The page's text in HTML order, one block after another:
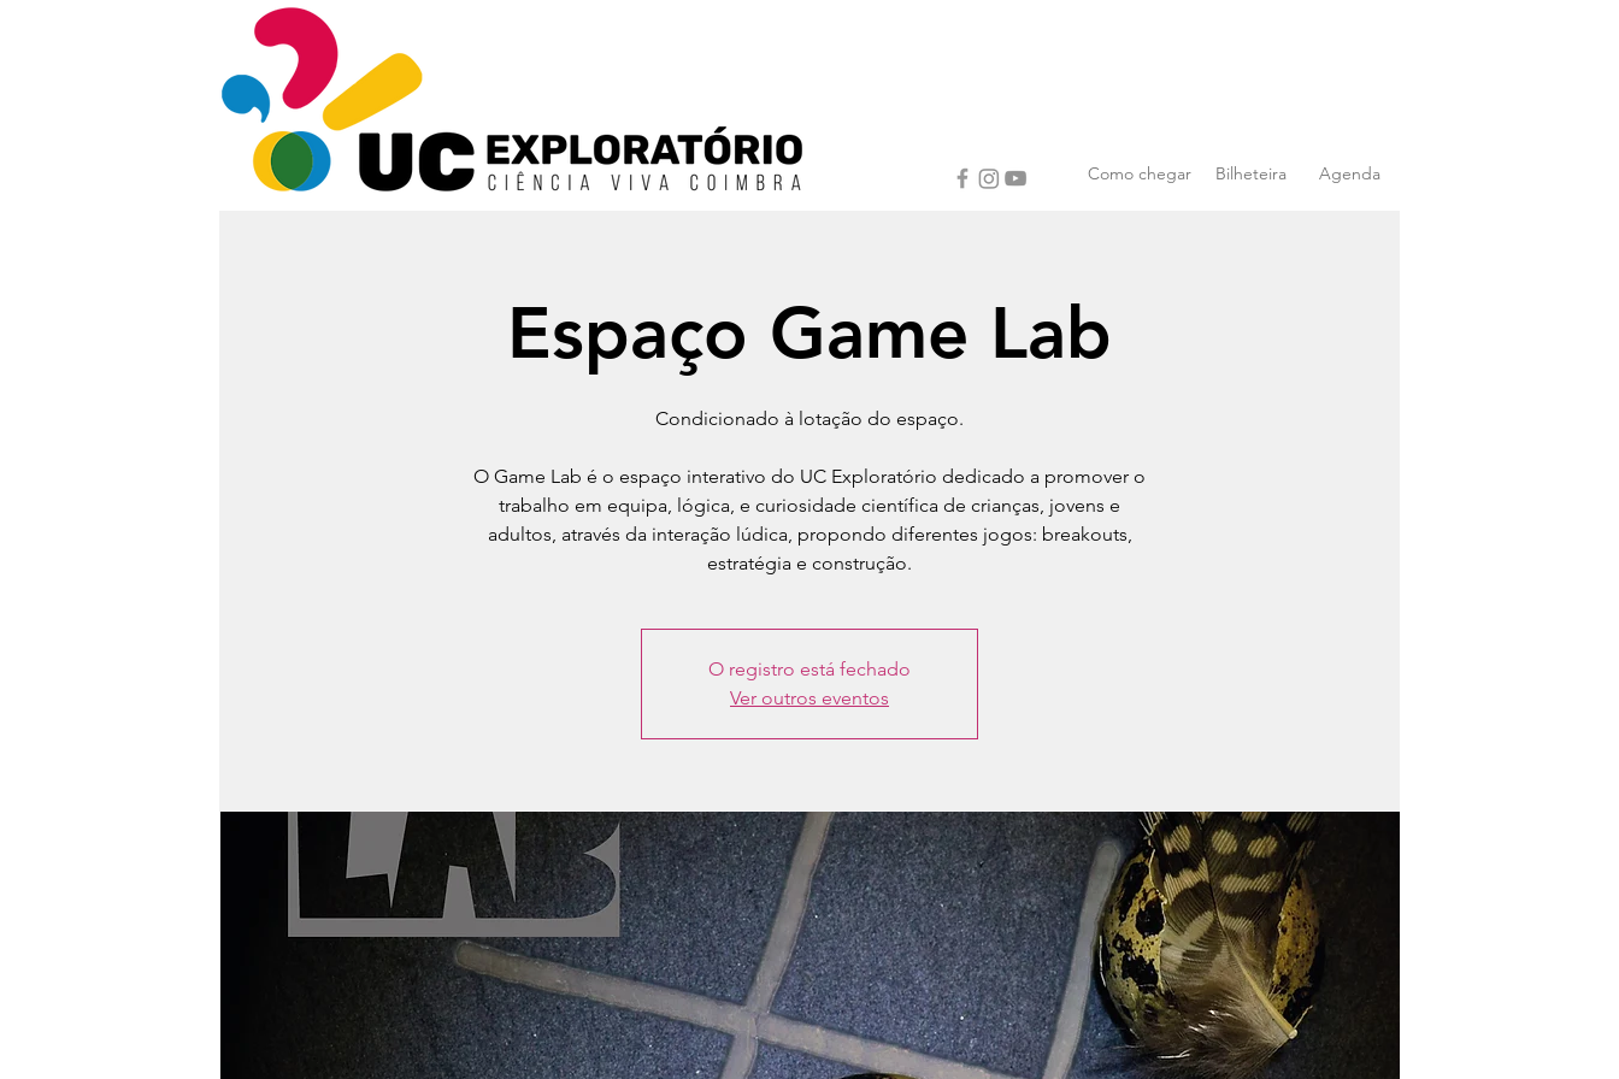
Como chegar Bilheteira Agenda
Espaço Game Lab
Condicionado à lotação do espaço.
O Game Lab é o espaço interativo do UC Exploratório dedicado a promover o
trabalho em equipa, lógica, e curiosidade científica de crianças, jovens e
adultos, através da interação lúdica, propondo diferentes jogos: breakouts,
estratégia e construção.
O registro está fechado
Ver outros eventos